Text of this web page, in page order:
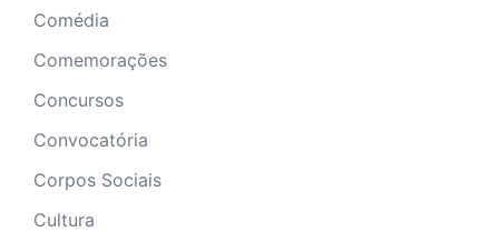
Comédia
Comemorações
Concursos
Convocatória
Corpos Sociais
Cultura